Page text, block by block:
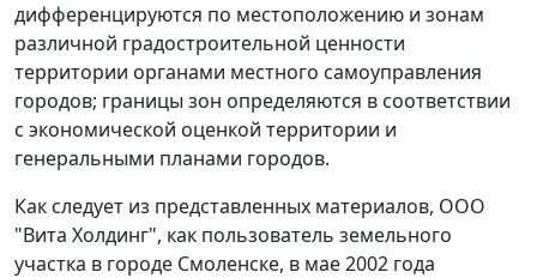
дифференцируются по местоположению и зонам
различной градостроительной ценности
территории органами местного самоуправления
городов; границы зон определяются в соответствии
с экономической оценкой территории и
генеральными планами городов.
Как следует из представленных материалов, ООО
"Вита Холдинг", как пользователь земельного
участка в городе Смоленске, в мае 2002 года